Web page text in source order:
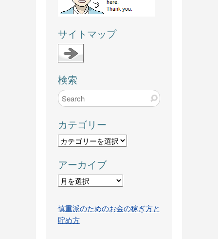
サイトマップ
検索
カテゴリー
カ
ゴ
リ
ー
アーカイブ
ア
カ
イ
ブ
慎重派のためのお金の稼ぎ方と
貯め方